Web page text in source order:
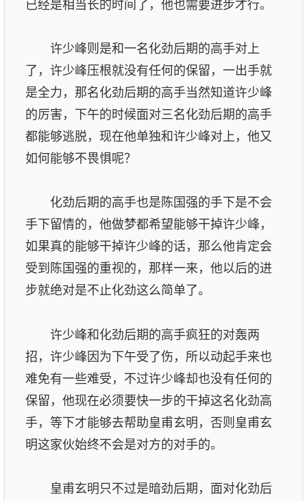
已经是相当长的时间了，他也需要进步才行。
许少峰则是和一名化劲后期的高手对上
了，许少峰压根就没有任何的保留，一出手就
是全力，那名化劲后期的高手当然知道许少峰
的厉害，下午的时候面对三名化劲后期的高手
都能够逃脱，现在他单独和许少峰对上，他又
如何能够不畏惧呢？
化劲后期的高手也是陈国强的手下是不会
手下留情的，他做梦都希望能够干掉许少峰，
如果真的能够干掉许少峰的话，那么他肯定会
受到陈国强的重视的，那样一来，他以后的进
步就绝对是不止化劲这么简单了。
许少峰和化劲后期的高手疯狂的对轰两
招，许少峰因为下午受了伤，所以动起手来也
难免有一些难受，不过许少峰却也没有任何的
保留，他现在必须要快一步的干掉这名化劲高
手，等下才能够去帮助皇甫玄明，否则皇甫玄
明这家伙始终不会是对方的对手的。
皇甫玄明只不过是暗劲后期，面对化劲后